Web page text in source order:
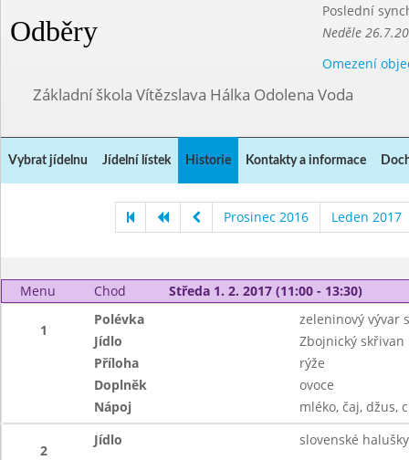
Odběry
Poslední
Neděle
Omezení
Základní škola Vítězslava Hálka Odolena Voda
Vybrat jídelnu Jídelní lístek Historie Kontakty a informace
Prosinec 2016 Leden 2017
Menu Chod Středa 1. 2. 2017 (11:00 - 13:30)
1
Polévka
zeleninový vývar
Jídlo
Zbojnický skřivan
Příloha
rýže
Doplněk
ovoce
Nápoj
mléko, čaj, džus,
2
Jídlo slovenské